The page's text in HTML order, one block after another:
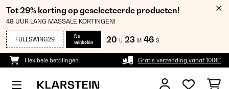
Tot 29% korting op geselecteerde producten!
48 UUR LANG MASSALE KORTINGEN!
FULLSWING29
Nu
winkelen
20 U 23 M 46 S
Flexibele betalingen Gratis verzending vanaf 100€*